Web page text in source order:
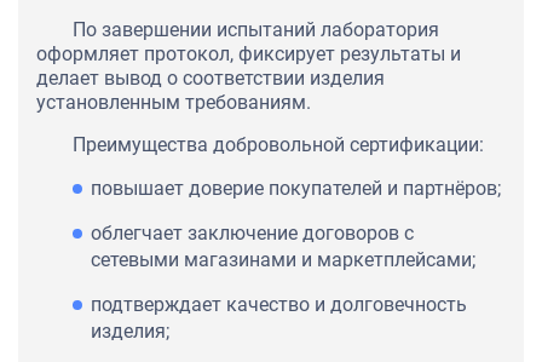
По завершении испытаний лаборатория
оформляет протокол, фиксирует результаты и
делает вывод о соответствии изделия
установленным требованиям.
Преимущества добровольной сертификации:
повышает доверие покупателей и партнёров;
облегчает заключение договоров с
сетевыми магазинами и маркетплейсами;
подтверждает качество и долговечность
изделия;